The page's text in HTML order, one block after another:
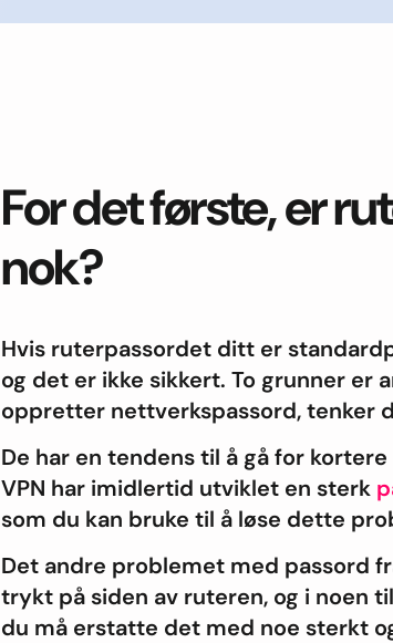
For det første, er
nok?
Hvis ruterpassordet ditt er
og det er ikke sikkert. To grunner er
oppretter nettverkspassord, tenker
De har en tendens til å gå for
VPN har imidlertid utviklet en sterk
som du kan bruke til å løse dette
Det andre problemet med passord
trykt på siden av ruteren, og i noen
du må erstatte det med noe sterkt